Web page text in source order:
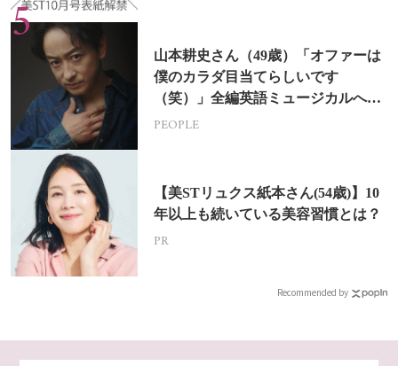
山本耕史さん（49歳）「オファーは
僕のカラダ目当てらしいです
（笑）」全編英語ミュージカルへの
挑戦
PEOPLE
【美STリュクス紙本さん(54歳)】10
年以上も続いている美容習慣とは？
PR
Recommended by